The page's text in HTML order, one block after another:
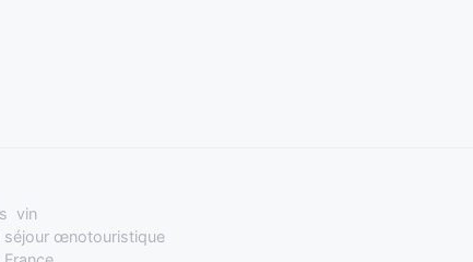
vin
séjour œnotouristique